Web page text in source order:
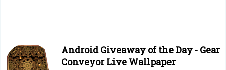
Android Giveaway of the Day - Gear
Conveyor Live Wallpaper